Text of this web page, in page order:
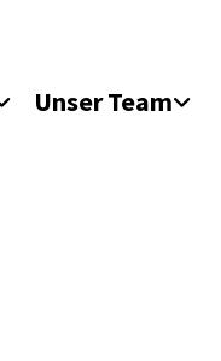
Unser Team